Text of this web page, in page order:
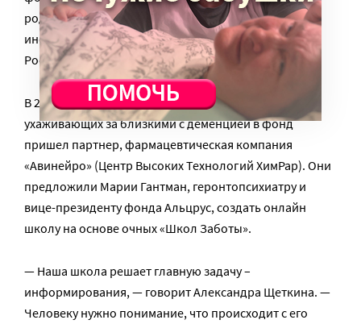
родственников, где можно получать необходимую
информацию в любой момент и из любой точки
России.
В 2019 году с идеей создать видео-ресурс для
ухаживающих за близкими с деменцией в фонд
пришел партнер, фармацевтическая компания
«Авинейро» (Центр Высоких Технологий ХимРар). Они
предложили Марии Гантман, геронтопсихиатру и
вице-президенту фонда Альцрус, создать онлайн
школу на основе очных «Школ Заботы».
— Наша школа решает главную задачу –
информирования, — говорит Александра Щеткина. —
Человеку нужно понимание, что происходит с его